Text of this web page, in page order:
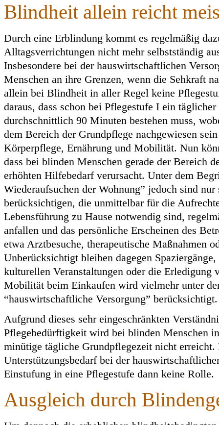
Blindheit allein reicht
Durch eine Erblindung kommt es regelmäßig
Alltagsverrichtungen nicht mehr selbstständig
Insbesondere bei der hauswirtschaftlichen
Menschen an ihre Grenzen, wenn die Sehkraft
allein bei Blindheit in aller Regel keine
daraus, dass schon bei Pflegestufe I ein
durchschnittlich 90 Minuten bestehen muss,
dem Bereich der Grundpflege nachgewiesen
Körperpflege, Ernährung und Mobilität. Nun
dass bei blinden Menschen gerade der Bereich
erhöhten Hilfebedarf verursacht. Unter dem
Wiederaufsuchen der Wohnung” jedoch sind nur
berücksichtigen, die unmittelbar für die
Lebensführung zu Hause notwendig sind,
anfallen und das persönliche Erscheinen des
etwa Arztbesuche, therapeutische Maßnahmen
Unberücksichtigt bleiben dagegen
kulturellen Veranstaltungen oder die Erledigung
Mobilität beim Einkaufen wird vielmehr unter
“hauswirtschaftliche Versorgung” berücksichtigt.
Aufgrund dieses sehr eingeschränkten
Pflegebedürftigkeit wird bei blinden Menschen
minütige tägliche Grundpflegezeit nicht erreicht.
Unterstützungsbedarf bei der
Einstufung in eine Pflegestufe dann keine Rolle.
Ausgleich durch